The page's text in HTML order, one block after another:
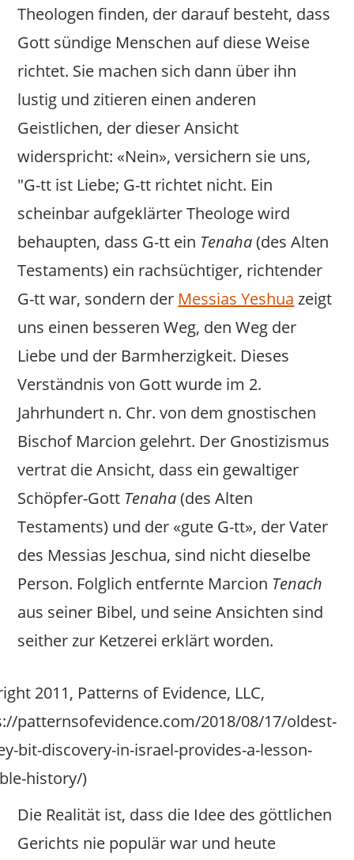
Theologen finden, der darauf besteht, dass
Gott sündige Menschen auf diese Weise
richtet. Sie machen sich dann über ihn
lustig und zitieren einen anderen
Geistlichen, der dieser Ansicht
widerspricht: «Nein», versichern sie uns,
"G-tt ist Liebe; G-tt richtet nicht. Ein
scheinbar aufgeklärter Theologe wird
behaupten, dass G-tt ein Tenaha(des Alten
Testaments) ein rachsüchtiger, richtender
G-tt war, sondern der Messias Yeshua zeigt
uns einen besseren Weg, den Weg der
Liebe und der Barmherzigkeit. Dieses
Verständnis von Gott wurde im 2.
Jahrhundert n. Chr. von dem gnostischen
Bischof Marcion gelehrt. Der Gnostizismus
vertrat die Ansicht, dass ein gewaltiger
Schöpfer-Gott Tenaha(des Alten
Testaments) und der «gute G-tt», der Vater
des Messias Jeschua, sind nicht dieselbe
Person. Folglich entfernte Marcion Tenach
aus seiner Bibel, und seine Ansichten sind
seither zur Ketzerei erklärt worden.
2011, Patterns of Evidence, LLC,
patternsofevidence.com/2018/08/17/oldest-
bit-discovery-in-israel-provides-a-lesson-
history/)
Die Realität ist, dass die Idee des göttlichen
Gerichts nie populär war und heute